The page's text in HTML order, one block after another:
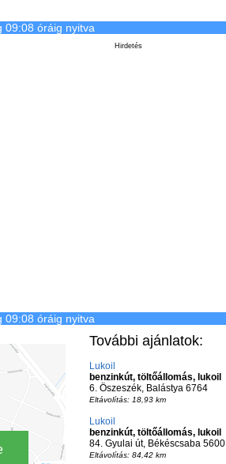
09:08 óráig nyitva
Hirdetés
09:08 óráig nyitva
További ajánlatok:
Lukoil
benzinkút, töltőállomás, lukoil
6. Öszeszék, Balástya 6764
Eltávolítás: 18,93 km
Lukoil
benzinkút, töltőállomás, lukoil
84. Gyulai út, Békéscsaba 5600
Eltávolítás: 84,42 km